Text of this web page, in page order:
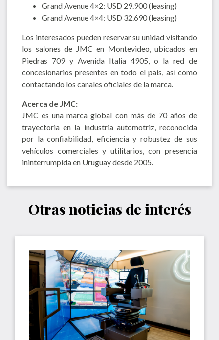
Grand Avenue 4×2: USD 29.900 (leasing)
Grand Avenue 4×4: USD 32.690 (leasing)
Los interesados pueden reservar su unidad visitando
los salones de JMC en Montevideo, ubicados en
Piedras 709 y Avenida Italia 4905, o la red de
concesionarios presentes en todo el país, así como
contactando los canales oficiales de la marca.
Acerca de JMC:
JMC es una marca global con más de 70 años de
trayectoria en la industria automotriz, reconocida
por la confiabilidad, eficiencia y robustez de sus
vehículos comerciales y utilitarios, con presencia
ininterrumpida en Uruguay desde 2005.
Otras noticias de interés